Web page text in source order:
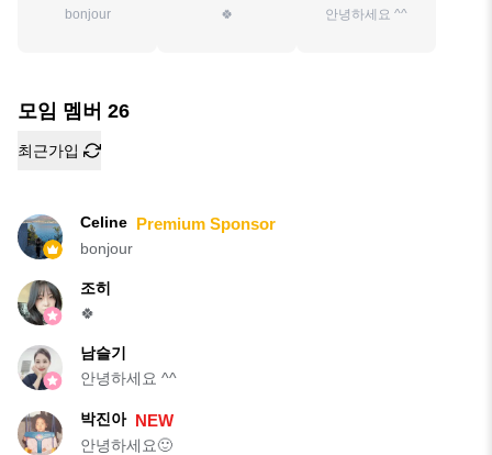
bonjour 🍀 안녕하세요 ^^
모임 멤버 26
최근가입
Celine Premium Sponsor
bonjour
조히
🍀
남슬기
안녕하세요 ^^
박진아 NEW
안녕하세요🙂